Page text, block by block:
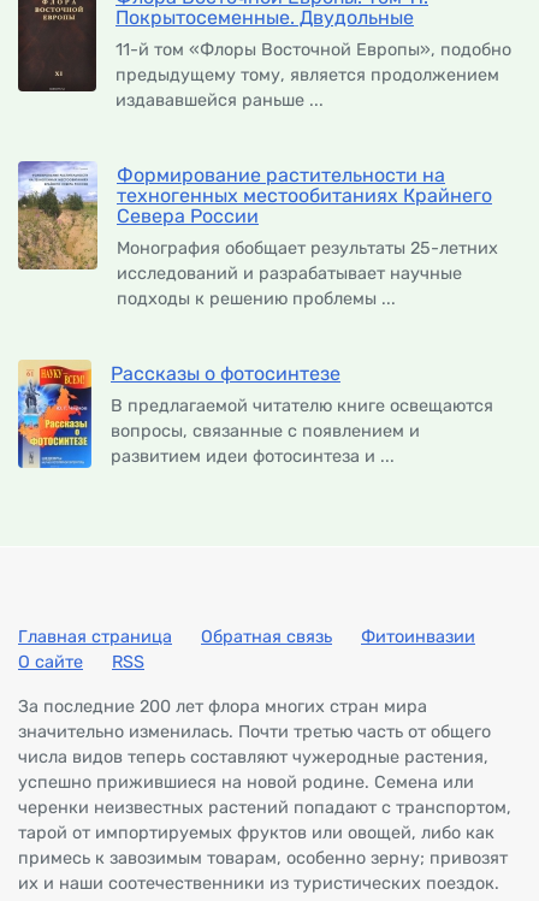
Покрытосеменные. Двудольные
11-й том «Флоры Восточной Европы», подобно
предыдущему тому, является продолжением
издававшейся раньше ...
Формирование растительности на
техногенных местообитаниях Крайнего
Севера России
Монография обобщает результаты 25-летних
исследований и разрабатывает научные
подходы к решению проблемы ...
Рассказы о фотосинтезе
В предлагаемой читателю книге освещаются
вопросы, связанные с появлением и
развитием идеи фотосинтеза и ...
Главная страница Обратная связь
Фитоинвазии
О сайте
RSS
За последние 200 лет флора многих стран мира
значительно изменилась. Почти третью часть от общего
числа видов теперь составляют чужеродные растения,
успешно прижившиеся на новой родине. Семена или
черенки неизвестных растений попадают с транспортом,
тарой от импортируемых фруктов или овощей, либо как
примесь к завозимым товарам, особенно зерну; привозят
их и наши соотечественники из туристических поездок.